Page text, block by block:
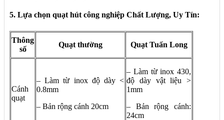
5. Lựa chọn quạt hút công nghiệp Chất Lượng, Uy Tín:
Thông
số
Quạt thường Quạt Tuấn Long
Cánh
quạt
– Làm từ inox độ dày <
0.8mm
– Bản rộng cánh 20cm
– Làm từ inox 430,
độ dày vật liệu >
1mm
– Bản rộng cánh:
24cm